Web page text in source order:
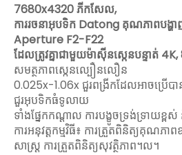
7680x4320 ភីកសែល,
ការរចនាអុបទិក Datong គុណភាពបង្ហ
Aperture F2-F22
ដែលត្រូវគ្នាជាមួយម៉ាស៊ីនស្កេនបន្ទាត់
សមត្ថភាពស្កេនល្បឿនលឿន
0.025x-1.06x ជួរពង្រីកដែលអាចប្រើបា
ជួរអុបទិកធំទូលាយ
ទាំងផ្នែកកណ្តាល ការបង្ខូចទ្រង់ទ្រាយខ្ព
ការអនុវត្តកម្មវិធី៖ ការត្រួតពិនិត្យគុណភាព
សាស្ត្រ ការត្រួតពិនិត្យសុវត្ថិភាព។ល។